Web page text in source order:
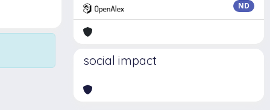
ND
social impact